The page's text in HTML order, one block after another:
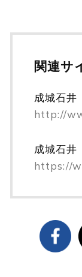
関連サ
成城石
http://
成城石
https://